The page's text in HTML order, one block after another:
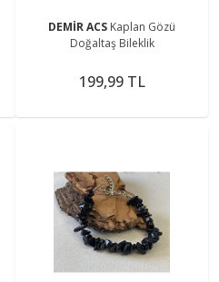
DEMİR ACS Kaplan Gözü
Doğaltaş Bileklik
199,99 TL